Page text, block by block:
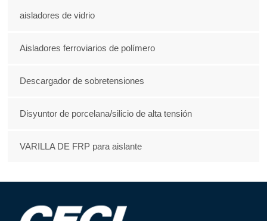
aisladores de vidrio
Aisladores ferroviarios de polímero
Descargador de sobretensiones
Disyuntor de porcelana/silicio de alta tensión
VARILLA DE FRP para aislante